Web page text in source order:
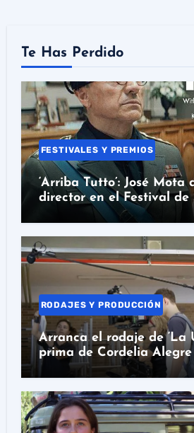
Te Has Perdido
FESTIVALES Y PREMIOS
‘Arriba Tutto’: José Mota
director en el Festival de
Sebastián
RODAJES Y PRODUCCIÓN
Arranca el rodaje de ‘La
prima de Cordelia
Barcelona y Colombia